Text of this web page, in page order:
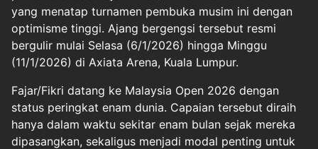
yang menatap turnamen pembuka musim ini dengan
optimisme tinggi. Ajang bergengsi tersebut resmi
bergulir mulai Selasa (6/1/2026) hingga Minggu
(11/1/2026) di Axiata Arena, Kuala Lumpur.
Fajar/Fikri datang ke Malaysia Open 2026 dengan
status peringkat enam dunia. Capaian tersebut diraih
hanya dalam waktu sekitar enam bulan sejak mereka
dipasangkan, sekaligus menjadi modal penting untuk